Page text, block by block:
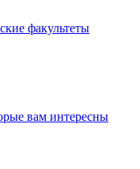
факультеты
вам интересны